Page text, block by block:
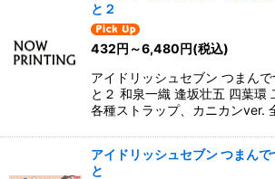
絞り込む
と２
432円 ～6,480円(税込)
アイドリッシュセブン つまん
と２ 和泉一織 逢坂壮五 四葉環
各種ストラップ、カニカンver.
アイドリッシュセブン つまん
と